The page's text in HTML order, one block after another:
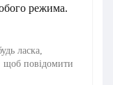
режима.
ласка,
щоб повідомити